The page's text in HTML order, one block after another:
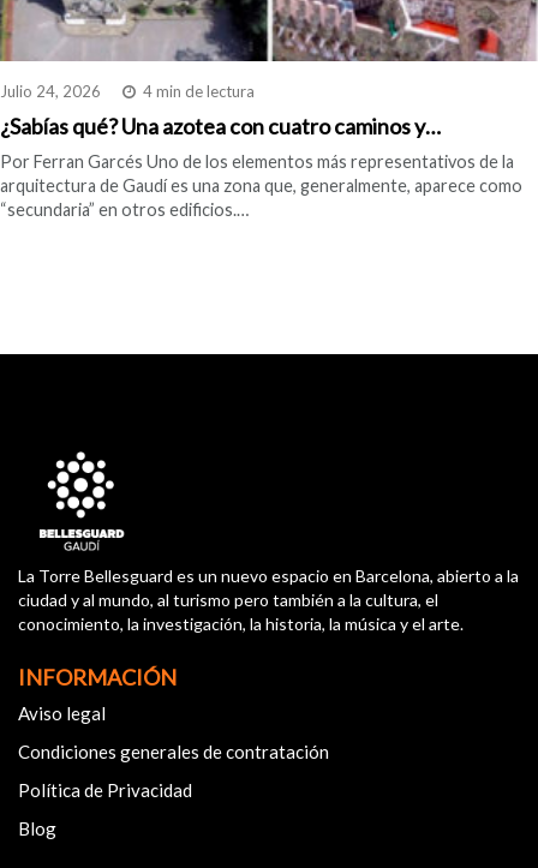
Julio 24, 2026 4 min de lectura
¿Sabías qué? Una azotea con cuatro caminos y…
Por Ferran Garcés Uno de los elementos más representativos de la
arquitectura de Gaudí es una zona que, generalmente, aparece como
“secundaria” en otros edificios.…
La Torre Bellesguard es un nuevo espacio en Barcelona, abierto a la
ciudad y al mundo, al turismo pero también a la cultura, el
conocimiento, la investigación, la historia, la música y el arte.
INFORMACIÓN
Aviso legal
Condiciones generales de contratación
Política de Privacidad
Blog